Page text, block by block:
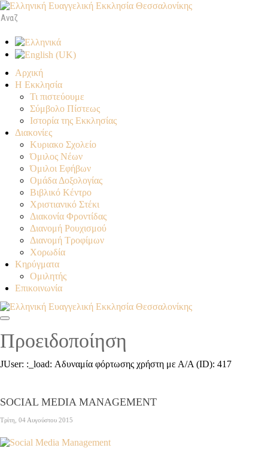
Αρχική
Η Εκκλησία
Τι πιστεύουμε
Σύμβολο Πίστεως
Ιστορία της Εκκλησίας
Διακονίες
Κυριακο Σχολείο
Όμιλος Νέων
Όμιλοι Εφήβων
Ομάδα Δοξολογίας
Βιβλικό Κέντρο
Χριστιανικό Στέκι
Διακονία Φροντίδας
Διανομή Ρουχισμού
Διανομή Τροφίμων
Χορωδία
Κηρύγματα
Ομιλητής
Επικοινωνία
Προειδοποίηση
JUser: :_load: Αδυναμία φόρτωσης χρήστη με Α/Α (ID): 417
SOCIAL MEDIA MANAGEMENT
Τρίτη, 04 Αυγούστου 2015